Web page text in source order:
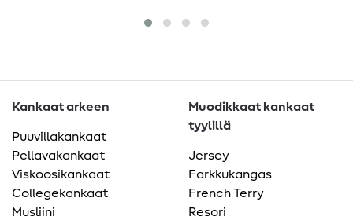
Kankaat arkeen
Puuvillakankaat
Pellavakankaat
Viskoosikankaat
Collegekankaat
Musliini
Muodikkaat kankaat
tyylillä
Jersey
Farkkukangas
French Terry
Resori